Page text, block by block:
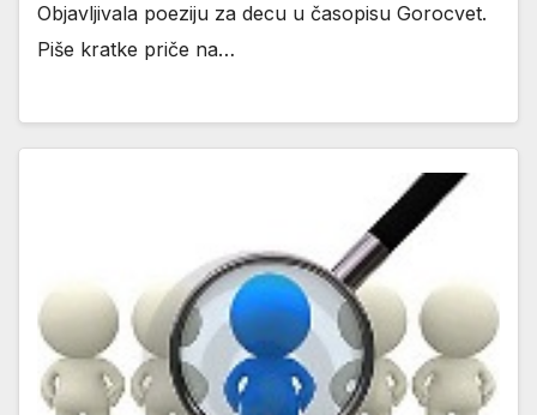
Objavljivala poeziju za decu u časopisu Gorocvet.
Piše kratke priče na…